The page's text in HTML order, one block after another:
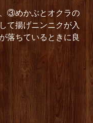
③めかぶとオクラの
て揚げニンニクが入
落ちているときに良